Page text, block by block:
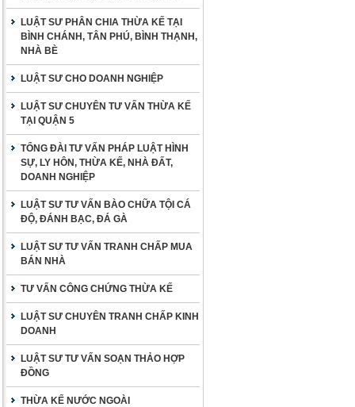
LUẬT SƯ PHÂN CHIA THỪA KẾ TẠI
BÌNH CHÁNH, TÂN PHÚ, BÌNH THẠNH,
NHÀ BÈ
LUẬT SƯ CHO DOANH NGHIỆP
LUẬT SƯ CHUYÊN TƯ VẤN THỪA KẾ
TẠI QUẬN 5
TỔNG ĐÀI TƯ VẤN PHÁP LUẬT HÌNH
SỰ, LY HÔN, THỪA KẾ, NHÀ ĐẤT,
DOANH NGHIỆP
LUẬT SƯ TƯ VẤN BÀO CHỮA TỘI CÁ
ĐỘ, ĐÁNH BẠC, ĐÁ GÀ
LUẬT SƯ TƯ VẤN TRANH CHẤP MUA
BÁN NHÀ
TƯ VẤN CÔNG CHỨNG THỪA KẾ
LUẬT SƯ CHUYÊN TRANH CHẤP KINH
DOANH
LUẬT SƯ TƯ VẤN SOẠN THẢO HỢP
ĐỒNG
THỪA KẾ NƯỚC NGOÀI